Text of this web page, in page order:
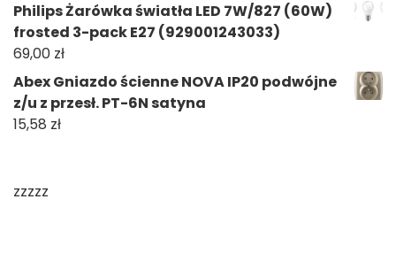
Philips Żarówka światła LED 7W/827 (60W)
frosted 3-pack E27 (929001243033)
69,00 zł
Abex Gniazdo ścienne NOVA IP20 podwójne
z/u z przesł. PT-6N satyna
15,58 zł
zzzzz